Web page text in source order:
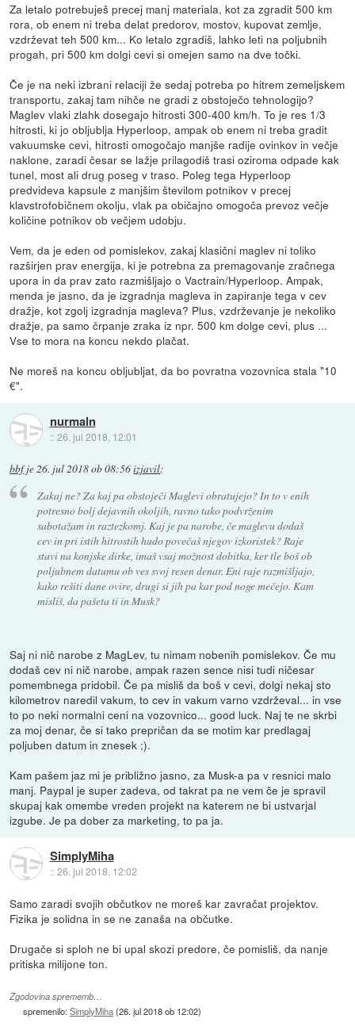
Za letalo potrebuješ precej manj materiala, kot za zgradit 500 km
rora, ob enem ni treba delat predorov, mostov, kupovat zemlje,
vzdrževat teh 500 km... Ko letalo zgradiš, lahko leti na poljubnih
progah, pri 500 km dolgi cevi si omejen samo na dve točki.
Če je na neki izbrani relaciji že sedaj potreba po hitrem zemeljskem
transportu, zakaj tam nihče ne gradi z obstoječo tehnologijo?
Maglev vlaki zlahk dosegajo hitrosti 300-400 km/h. To je res 1/3
hitrosti, ki jo obljublja Hyperloop, ampak ob enem ni treba gradit
vakuumske cevi, hitrosti omogočajo manjše radije ovinkov in večje
naklone, zaradi česar se lažje prilagodiš trasi oziroma odpade kak
tunel, most ali drug poseg v traso. Poleg tega Hyperloop
predvideva kapsule z manjšim številom potnikov v precej
klavstrofobičnem okolju, vlak pa običajno omogoča prevoz večje
količine potnikov ob večjem udobju.
Vem, da je eden od pomislekov, zakaj klasični maglev ni toliko
razširjen prav energija, ki je potrebna za premagovanje zračnega
upora in da prav zato razmišljajo o Vactrain/Hyperloop. Ampak,
menda je jasno, da je izgradnja magleva in zapiranje tega v cev
dražje, kot zgolj izgradnja magleva? Plus, vzdrževanje je nekoliko
dražje, pa samo črpanje zraka iz npr. 500 km dolge cevi, plus ...
Vse to mora na koncu nekdo plačat.
Ne moreš na koncu obljubljat, da bo povratna vozovnica stala "10
€".
nurmaln
::26. jul 2018, 12:01
bbfje26. jul 2018 ob 08:56izjavil:
Zakaj ne? Za kaj pa obstoječi Maglevi obratujejo? In to v enih
potresno bolj dejavnih okoljih, ravno tako podvrženim
sabotažam in raztezkomj. Kaj je pa narobe, če maglevu dodaš
cev in pri istih hitrostih hudo povečaš njegov izkoristek? Raje
stavi na konjske dirke, imaš vsaj možnost dobitka, ker tle boš ob
poljubnem datumu ob ves svoj resen denar. Eni raje razmišljajo,
kako rešiti dane ovire, drugi si jih pa kar pod noge mečejo. Kam
misliš, da pašeta ti in Musk?
Saj ni nič narobe z MagLev, tu nimam nobenih pomislekov. Če mu
dodaš cev ni nič narobe, ampak razen sence nisi tudi ničesar
pomembnega pridobil. Če pa misliš da boš v cevi, dolgi nekaj sto
kilometrov naredil vakum, to cev in vakum varno vzdrževal... in vse
to po neki normalni ceni na vozovnico... good luck. Naj te ne skrbi
za moj denar, če si tako prepričan da se motim kar predlagaj
poljuben datum in znesek ;).
Kam pašem jaz mi je približno jasno, za Musk-a pa v resnici malo
manj. Paypal je super zadeva, od takrat pa ne vem če je spravil
skupaj kak omembe vreden projekt na katerem ne bi ustvarjal
izgube. Je pa dober za marketing, to pa ja.
SimplyMiha
::26. jul 2018, 12:02
Samo zaradi svojih občutkov ne moreš kar zavračat projektov.
Fizika je solidna in se ne zanaša na občutke.
Drugače si sploh ne bi upal skozi predore, če pomisliš, da nanje
pritiska milijone ton.
Zgodovina sprememb…
spremenilo:SimplyMiha(26. jul 2018 ob 12:02)